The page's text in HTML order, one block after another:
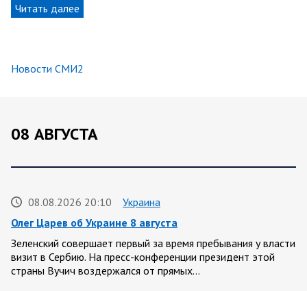
Читать далее
Новости СМИ2
08 АВГУСТА
08.08.2026 20:10
Украина
Олег Царев об Украине 8 августа
Зеленский совершает первый за время пребывания у власти
визит в Сербию. На пресс-конференции президент этой
страны Вучич воздержался от прямых…